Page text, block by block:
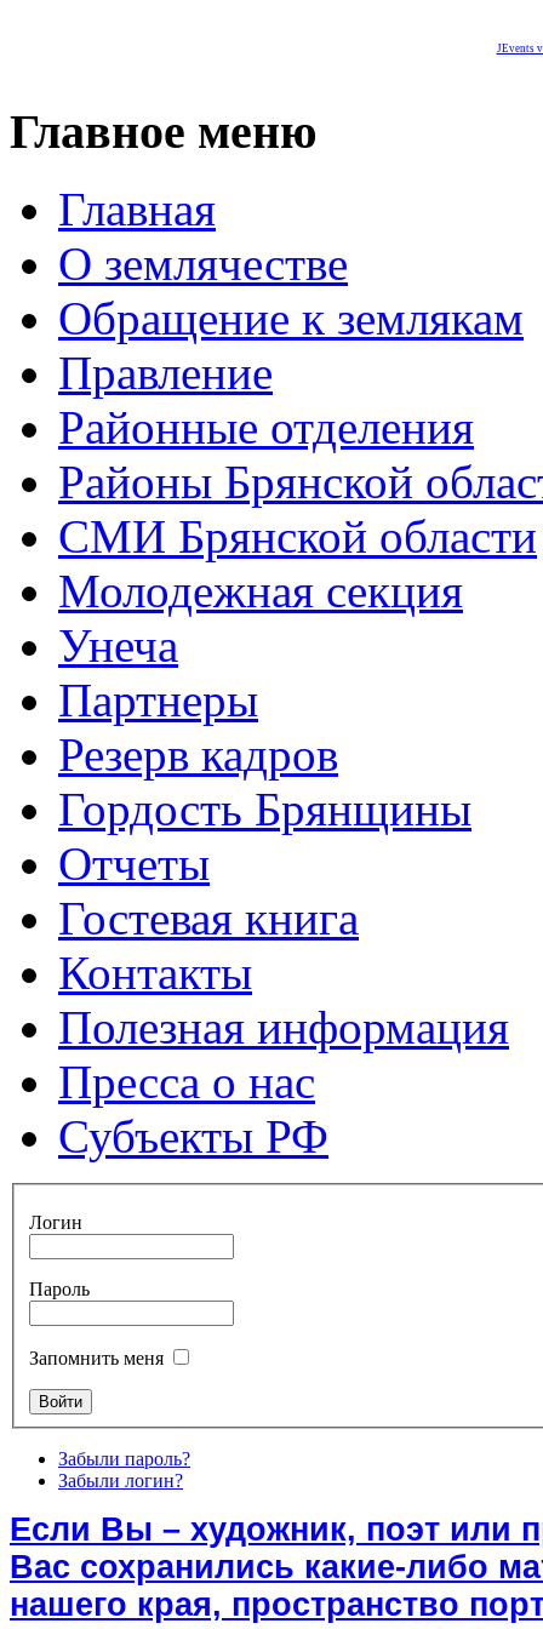
JEvents
Главное меню
Главная
О землячестве
Обращение к землякам
Правление
Районные отделения
Районы Брянской
СМИ Брянской области
Молодежная секция
Унеча
Партнеры
Резерв кадров
Гордость Брянщины
Отчеты
Гостевая книга
Контакты
Полезная информация
Пресса о нас
Субъекты РФ
Логин
Пароль
Запомнить меня
Забыли пароль?
Забыли логин?
Если Вы – художник, поэт или
Вас сохранились какие-либо
нашего края, пространство